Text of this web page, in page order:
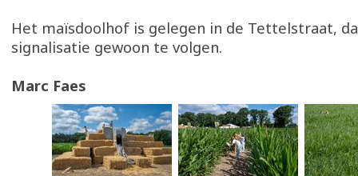
Het maïsdoolhof is gelegen in de Tettelstraat,
signalisatie gewoon te volgen.
Marc Faes